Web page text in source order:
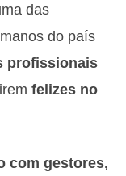
das
do país
profissionais
felizes no
com gestores,